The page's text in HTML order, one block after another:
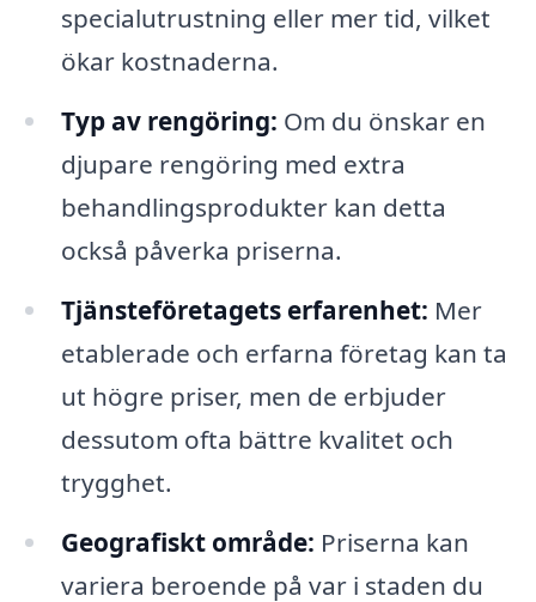
specialutrustning eller mer tid, vilket
ökar kostnaderna.
Typ av rengöring: Om du önskar en
djupare rengöring med extra
behandlingsprodukter kan detta
också påverka priserna.
Tjänsteföretagets erfarenhet: Mer
etablerade och erfarna företag kan ta
ut högre priser, men de erbjuder
dessutom ofta bättre kvalitet och
trygghet.
Geografiskt område: Priserna kan
variera beroende på var i staden du